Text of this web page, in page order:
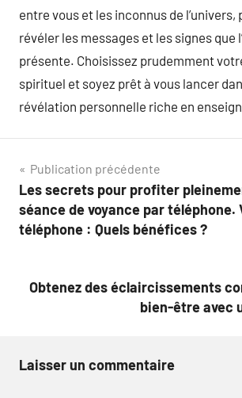
entre vous et les inconnus de
révéler les messages et les signes que
présente. Choisissez prudemment
spirituel et soyez prêt à vous lancer
révélation personnelle riche en
Navigation
de
l’article
Publication précédente
Les secrets pour profiter
séance de voyance par téléphone.
téléphone : Quels bénéfices ?
Obtenez des éclaircissements
bien-être avec
Laisser un commentaire